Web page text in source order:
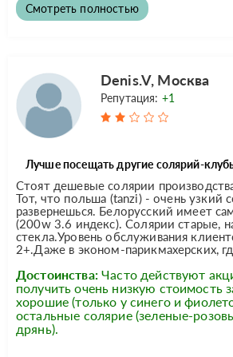
Смотреть полностью
Denis.V, Москва
Репутация: +1
Лучше посещать другие солярий-
Стоят дешевые солярии
Тот, что польша (tanzi) - очень узкий
развернешься. Белорусский имеет
(200w 3.6 индекс). Солярии старые,
стекла.Уровень обслуживания
2+.Даже в эконом-парикмахерских,
Достоинства: Часто действуют
получить очень низкую стоимость
хорошие (только у синего и
остальные солярие (зеленые-
дрянь).